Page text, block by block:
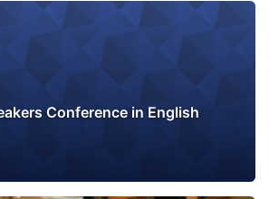
Conference in English